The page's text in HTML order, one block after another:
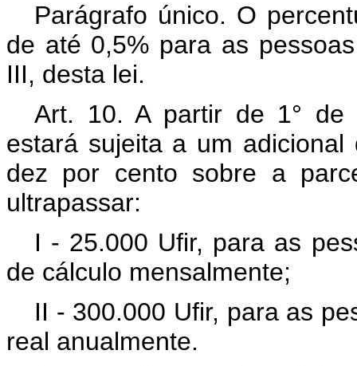
Parágrafo único. O
de até 0,5% para as
III, desta lei.
Art. 10. A partir de 1° de
estará sujeita a um
dez por cento sobre a
ultrapassar:
I - 25.000 Ufir, para as
de cálculo mensalmente;
II - 300.000 Ufir, para as
real anualmente.